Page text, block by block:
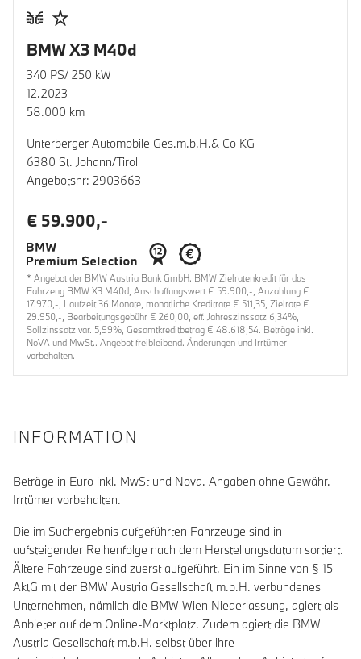
BMW X3 M40d
340 PS/ 250 kW
12.2023
58.000 km
Unterberger Automobile Ges.m.b.H.& Co KG
6380 St. Johann/Tirol
Angebotsnr: 2903663
€ 59.900,-
* Angebot der BMW Austria Bank GmbH. BMW Zielratenkredit für das
Fahrzeug BMW X3 M40d, Anschaffungswert € 59.900,-, Anzahlung €
17.970,-, Laufzeit 36 Monate, monatliche Kreditrate € 511,35, Zielrate €
29.950,-, Bearbeitungsgebühr € 260,00, eff. Jahreszinssatz 6,34%,
Sollzinssatz var. 5,99%, Gesamtkreditbetrag € 48.618,54. Beträge inkl.
NoVA und MwSt.. Angebot freibleibend. Änderungen und Irrtümer
vorbehalten.
INFORMATION
Beträge in Euro inkl. MwSt und Nova. Angaben ohne Gewähr.
Irrtümer vorbehalten.
Die im Suchergebnis aufgeführten Fahrzeuge sind in
aufsteigender Reihenfolge nach dem Herstellungsdatum sortiert.
Ältere Fahrzeuge sind zuerst aufgeführt. Ein im Sinne von § 15
AktG mit der BMW Austria Gesellschaft m.b.H. verbundenes
Unternehmen, nämlich die BMW Wien Niederlassung, agiert als
Anbieter auf dem Online-Marktplatz. Zudem agiert die BMW
Austria Gesellschaft m.b.H. selbst über ihre